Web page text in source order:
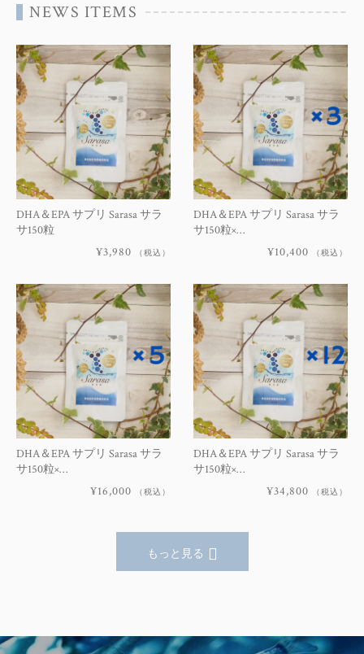
NEWS ITEMS
DHA＆EPA サプリ Sarasa サラ
サ150粒
¥3,980
（税込）
DHA＆EPA サプリ Sarasa サラ
サ150粒×…
¥10,400
（税込）
DHA＆EPA サプリ Sarasa サラ
サ150粒×…
¥16,000
（税込）
DHA＆EPA サプリ Sarasa サラ
サ150粒×…
¥34,800
（税込）
もっと見る